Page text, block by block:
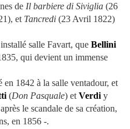
de Il barbiere di Siviglia (26
et Tancredi (23 Avril 1822)
salle Favart, que Bellini
qui devient un immense
en 1842 à la salle ventadour, et
(Don Pasquale) et Verdi y
le scandale de sa création,
en 1856 -.